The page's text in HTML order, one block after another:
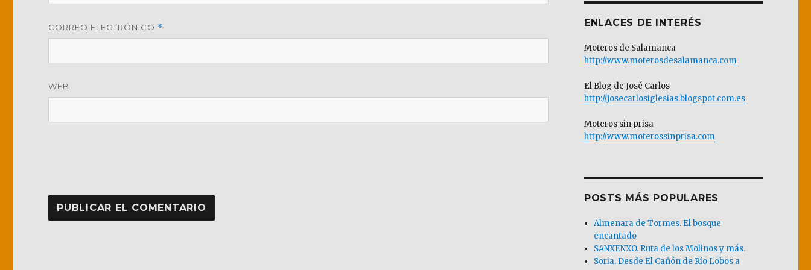
CORREO ELECTRÓNICO *
WEB
ENLACES DE INTERÉS
Moteros de Salamanca
http://www.moterosdesalamanca.com
El Blog de José Carlos
http://josecarlosiglesias.blogspot.com.es
Moteros sin prisa
http://www.moterossinprisa.com
POSTS MÁS POPULARES
Almenara de Tormes. El bosque
encantado
SANXENXO. Ruta de los Molinos y más.
Soria. Desde El Cañón de Río Lobos a